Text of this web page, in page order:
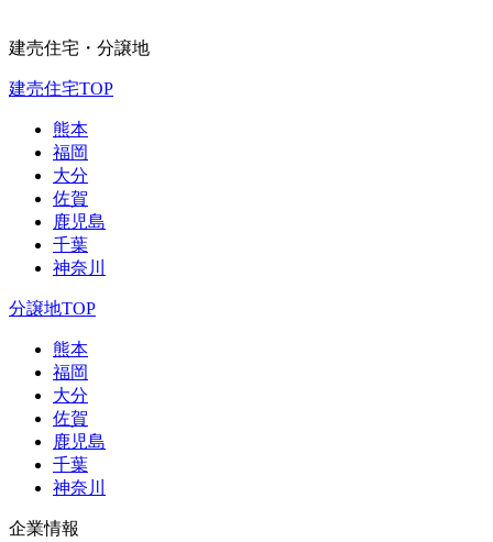
建売住宅・分譲地
建売住宅TOP
熊本
福岡
大分
佐賀
鹿児島
千葉
神奈川
分譲地TOP
熊本
福岡
大分
佐賀
鹿児島
千葉
神奈川
企業情報